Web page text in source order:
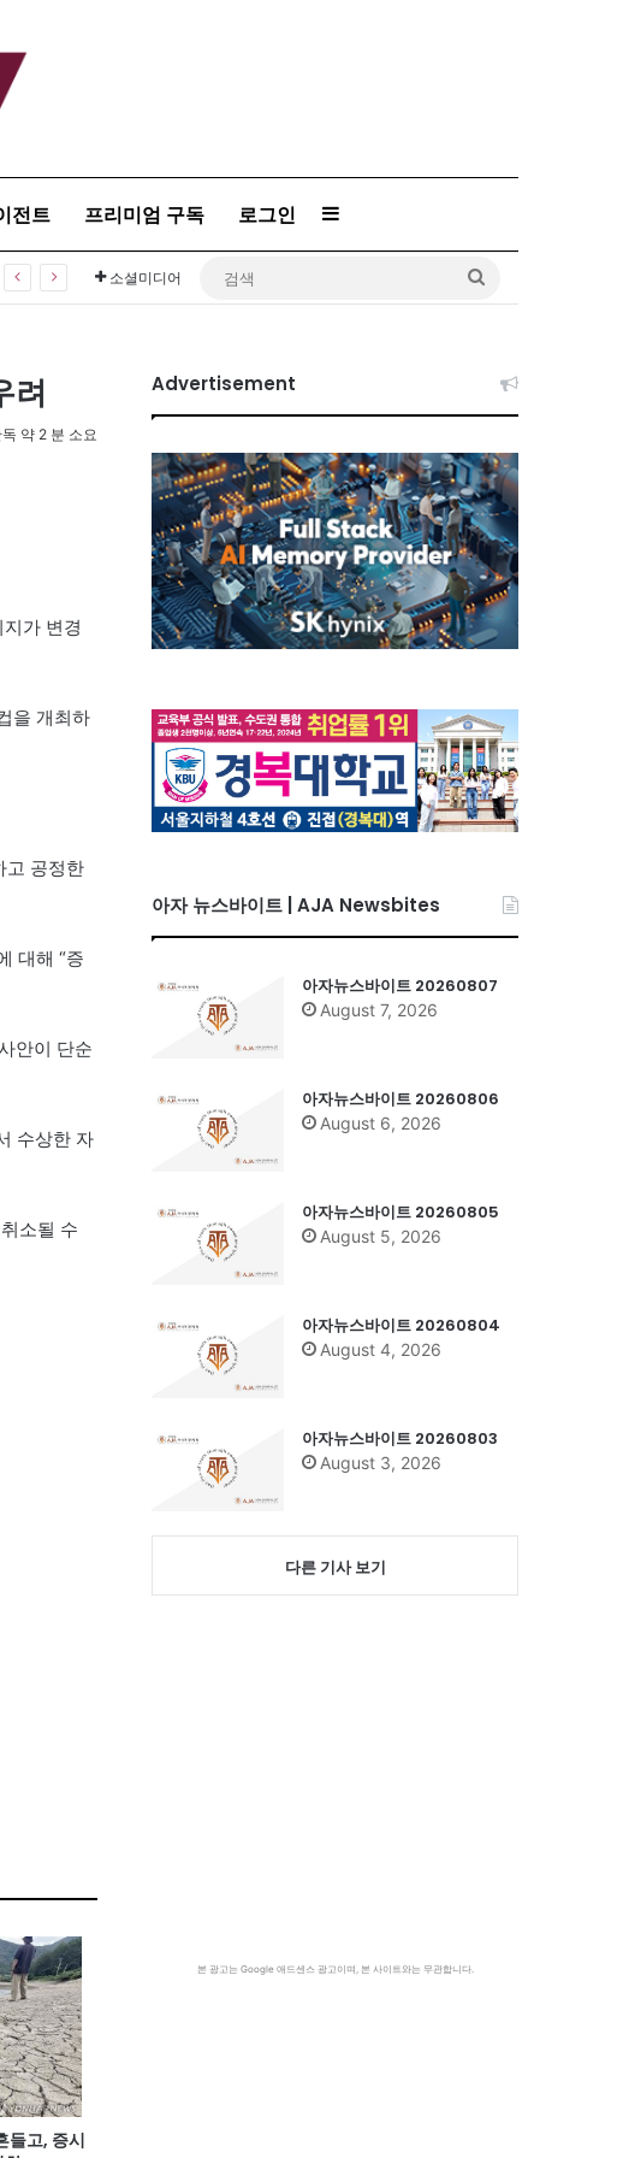
전트 프리미엄 구독 로그인 Sidebar
소셜미디어
려
독 약 2 분 소요
가 변경
을 개최하
고 공정한
대해 “증
안이 단순
수상한 자
소될 수
들고, 증시
Advertisement
아자 뉴스바이트 | AJA Newsbites
아자뉴스바이트 20260807
August 7, 2026
아자뉴스바이트 20260806
August 6, 2026
아자뉴스바이트 20260805
August 5, 2026
아자뉴스바이트 20260804
August 4, 2026
아자뉴스바이트 20260803
August 3, 2026
다른 기사 보기
본 광고는 Google 애드센스 광고이며, 본 사이트와는 무관합니다.